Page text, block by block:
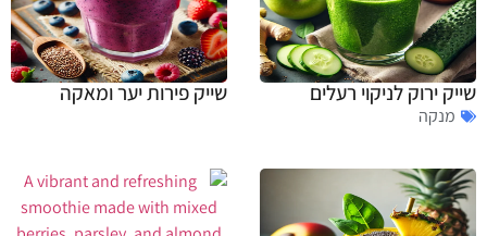
שייק ירוק לניקוי רעלים
מנקה
שייק פירות יער ומאקה